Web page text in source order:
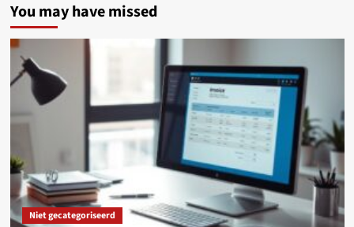
You may have missed
Niet gecategoriseerd